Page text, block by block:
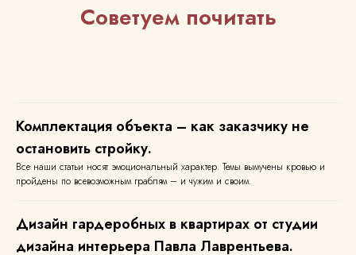
Советуем почитать
Комплектация объекта – как заказчику не
остановить стройку.
Все наши статьи носят эмоциональный характер. Темы вымучены кровью и
пройдены по всевозможным граблям – и чужим и своим.
Дизайн гардеробных в квартирах от студии
дизайна интерьера Павла Лаврентьева.
Дизайн квартир
Дизайн дома
Дизайн магазина
Дизайн кафе
Строительные чертежи
Планировка квартиры
Авторский надзор
Подбор
освещения и
сантехники
Технический дизайн